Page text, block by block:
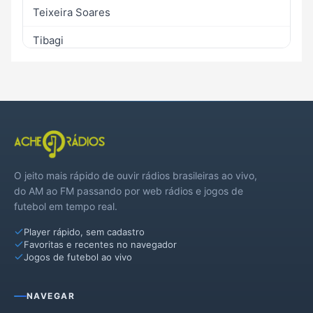
Teixeira Soares
Tibagi
O jeito mais rápido de ouvir rádios brasileiras ao vivo,
do AM ao FM passando por web rádios e jogos de
futebol em tempo real.
Player rápido, sem cadastro
Favoritas e recentes no navegador
Jogos de futebol ao vivo
NAVEGAR